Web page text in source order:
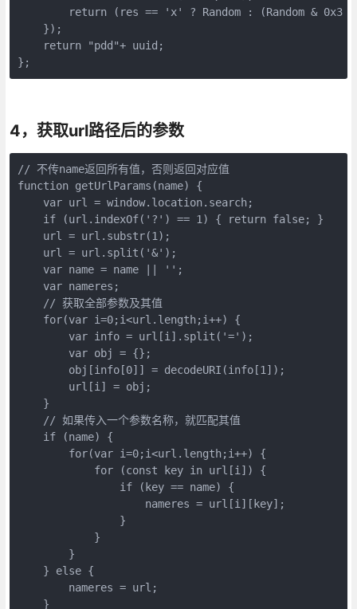
return (res == 'x' ? Random : (Random & 0x3
    });
    return "pdd"+ uuid;
};
4，获取url路径后的参数
// 不传name返回所有值，否则返回对应值
function getUrlParams(name) {
    var url = window.location.search;
    if (url.indexOf('?') == 1) { return false; }
    url = url.substr(1);
    url = url.split('&');
    var name = name || '';
    var nameres;
    // 获取全部参数及其值
    for(var i=0;i<url.length;i++) {
        var info = url[i].split('=');
        var obj = {};
        obj[info[0]] = decodeURI(info[1]);
        url[i] = obj;
    }
    // 如果传入一个参数名称，就匹配其值
    if (name) {
        for(var i=0;i<url.length;i++) {
            for (const key in url[i]) {
                if (key == name) {
                    nameres = url[i][key];
                }
            }
        }
    } else {
        nameres = url;
    }